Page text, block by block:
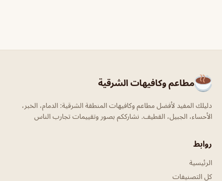
مطاعم وكافيهات الشرقية
دليلك المفيد لأفضل مطاعم وكافيهات المنطقة الشرقية: الدمام، الخبر،
الأحساء، الجبيل، القطيف. نشارككم بصور وتقييمات تجارب الناس
روابط
الرئيسية
كل التصنيفات